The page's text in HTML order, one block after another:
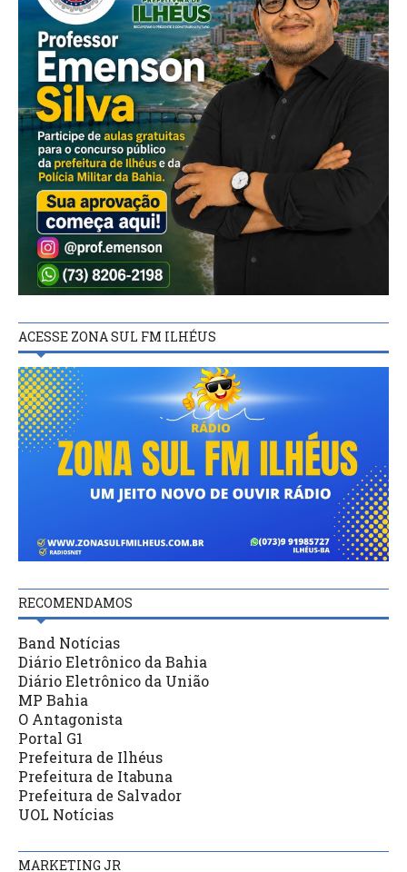
ACESSE ZONA SUL FM ILHÉUS
RECOMENDAMOS
Band Notícias
Diário Eletrônico da Bahia
Diário Eletrônico da União
MP Bahia
O Antagonista
Portal G1
Prefeitura de Ilhéus
Prefeitura de Itabuna
Prefeitura de Salvador
UOL Notícias
MARKETING JR